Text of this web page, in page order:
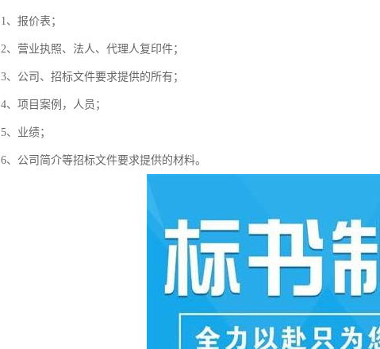
1、报价表；
2、营业执照、法人、代理人复印件；
3、公司、招标文件要求提供的所有；
4、项目案例，人员；
5、业绩；
6、公司简介等招标文件要求提供的材料。